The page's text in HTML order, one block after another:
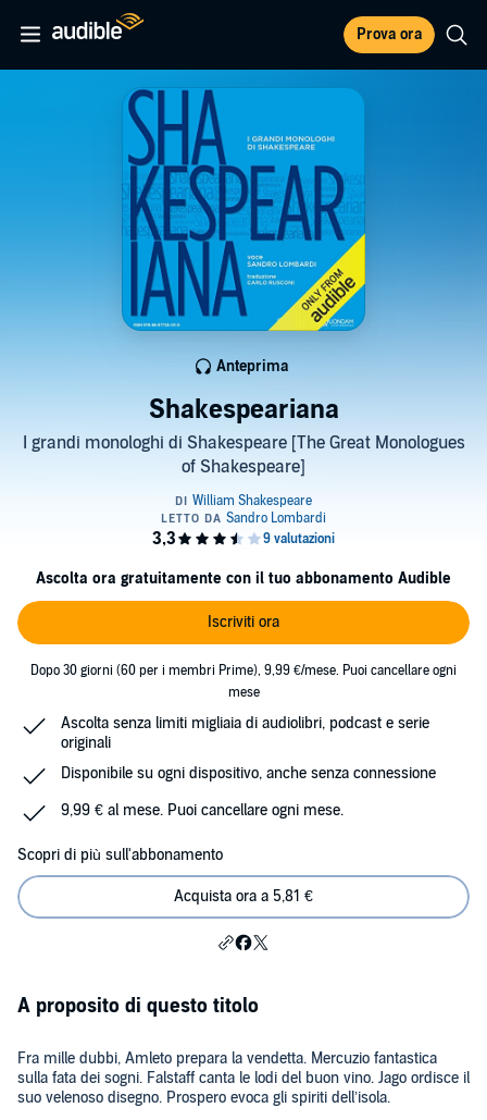
Prova ora
Shakespeariana
I grandi monologhi di Shakespeare [The Great Monologues
of Shakespeare]
Anteprima
Ascolta ora gratuitamente con il tuo abbonamento Audible
Iscriviti ora
Dopo 30 giorni (60 per i membri Prime), 9,99 €/mese. Puoi cancellare ogni
mese
Ascolta senza limiti migliaia di audiolibri, podcast e serie
originali
Disponibile su ogni dispositivo, anche senza connessione
9,99 € al mese. Puoi cancellare ogni mese.
Scopri di più sull'abbonamento
Acquista ora a 5,81 €
A proposito di questo titolo
Fra mille dubbi, Amleto prepara la vendetta. Mercuzio fantastica
sulla fata dei sogni. Falstaff canta le lodi del buon vino. Jago ordisce il
suo velenoso disegno. Prospero evoca gli spiriti dell’isola.